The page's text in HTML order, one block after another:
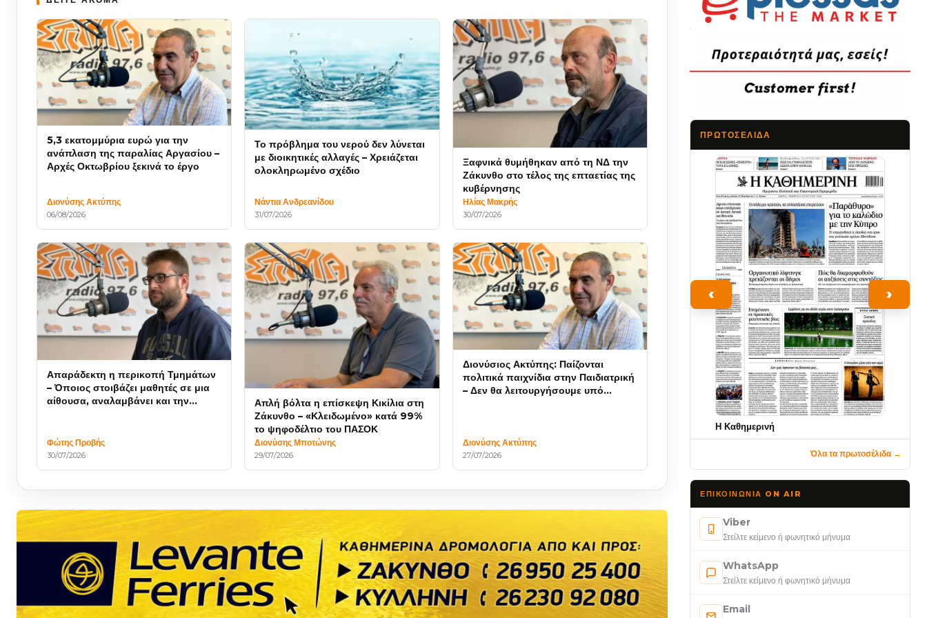
5,3 εκατομμύρια ευρώ για την
ανάπλαση της παραλίας Αργασίου –
Αρχές Οκτωβρίου ξεκινά το έργο
Διονύσης Ακτύπης
06/08/2026
Το πρόβλημα του νερού δεν λύνεται
με διοικητικές αλλαγές – Χρειάζεται
ολοκληρωμένο σχέδιο
Νάντια Ανδρεανίδου
31/07/2026
Ξαφνικά θυμήθηκαν από τη ΝΔ την
Ζάκυνθο στο τέλος της επταετίας της
κυβέρνησης
Ηλίας Μακρής
30/07/2026
Απαράδεκτη η περικοπή Τμημάτων
– Όποιος στοιβάζει μαθητές σε μια
αίθουσα, αναλαμβάνει και την
Φώτης Προβής
30/07/2026
Απλή βόλτα η επίσκεψη Κικίλια στη
Ζάκυνθο – «Κλειδωμένο» κατά 99%
το ψηφοδέλτιο του ΠΑΣΟΚ
Διονύσης Μποτώνης
29/07/2026
Διονύσιος Ακτύπης: Παίζονται
πολιτικά παιχνίδια στην Παιδιατρική
– Δεν θα λειτουργήσουμε υπό
Διονύσης Ακτύπης
27/07/2026
ΠΡΩΤΟΣΈΛΙΔΑ
‹
Η Καθημερινή
›
Όλα τα πρωτοσέλιδα →
ΕΠΙΚΟΙΝΩΝΊΑ ON AIR
Viber
Στείλτε κείμενο ή φωνητικό μήνυμα
WhatsApp
Στείλτε κείμενο ή φωνητικό μήνυμα
Email